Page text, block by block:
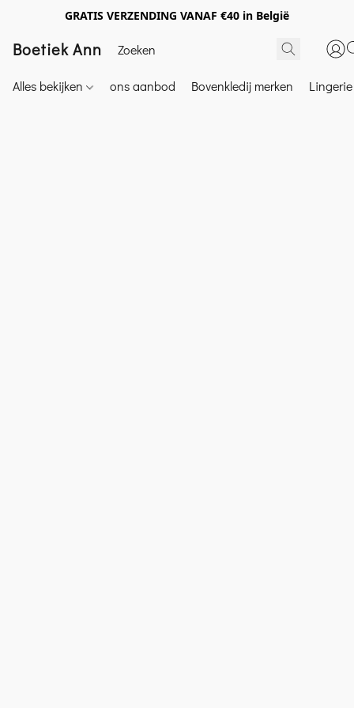
GRATIS VERZENDING VANAF €40 in België
Boetiek Ann
Alles bekijken ons aanbod Bovenkledij merken